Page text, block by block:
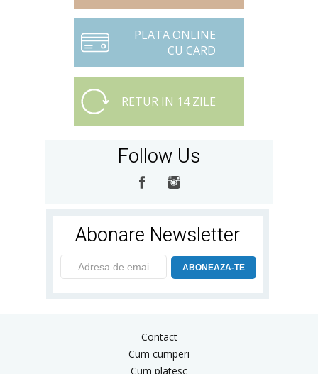
PLATA ONLINE
CU CARD
RETUR IN 14 ZILE
Follow Us
Abonare Newsletter
ABONEAZA-TE
Contact
Cum cumperi
Cum platesc